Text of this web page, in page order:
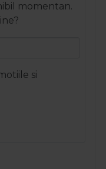
momentan.
si